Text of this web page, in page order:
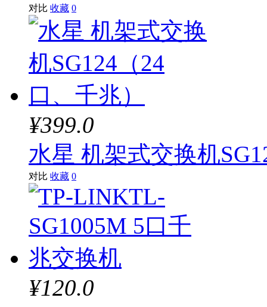
对比 收藏 0
¥399.0
水星 机架式交换机
对比 收藏 0
¥120.0